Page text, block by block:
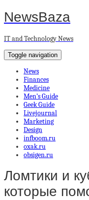
NewsBaza
IT and Technology News
Toggle navigation
News
Finances
Medicine
Men’s Guide
Geek Guide
Livejournal
Marketing
Design
infboom.ru
oxak.ru
obsigen.ru
Ломтики и
которые